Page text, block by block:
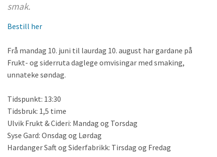
smak.
Bestill her
Frå mandag 10. juni til laurdag 10. august har gardane på
Frukt- og siderruta daglege omvisingar med smaking,
unnateke søndag.
Tidspunkt: 13:30
Tidsbruk: 1,5 time
Ulvik Frukt & Cideri: Mandag og Torsdag
Syse Gard: Onsdag og Lørdag
Hardanger Saft og Siderfabrikk: Tirsdag og Fredag